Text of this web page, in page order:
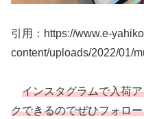
引用：https://www.e-
content/uploads/2022/01/
インスタグラムで入荷
クできるのでぜひフォロ